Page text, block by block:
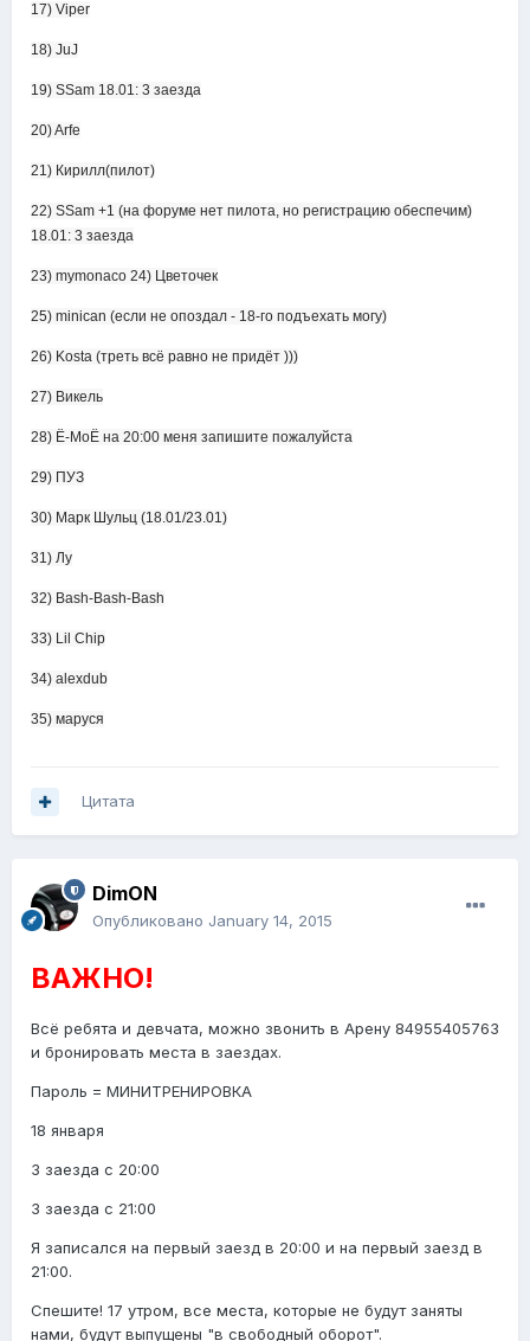
17) Viper
18) JuJ
19) SSam 18.01: 3 заезда
20) Arfe
21) Кирилл(пилот)
22) SSam +1 (на форуме нет пилота, но регистрацию обеспечим)
18.01: 3 заезда
23) mymonaco 24) Цветочек
25) minican (если не опоздал - 18-го подъехать могу)
26) Kosta (треть всё равно не придёт )))
27) Викель
28) Ё-МоЁ на 20:00 меня запишите пожалуйста
29) ПУЗ
30) Марк Шульц (18.01/23.01)
31) Лу
32) Bash-Bash-Bash
33) Lil Chip
34) alexdub
35) маруся
Цитата
DimON
Опубликовано January 14, 2015
ВАЖНО!
Всё ребята и девчата, можно звонить в Арену 84955405763
и бронировать места в заездах.
Пароль = МИНИТРЕНИРОВКА
18 января
3 заезда с 20:00
3 заезда с 21:00
Я записался на первый заезд в 20:00 и на первый заезд в
21:00.
Спешите! 17 утром, все места, которые не будут заняты
нами, будут выпущены "в свободный оборот".